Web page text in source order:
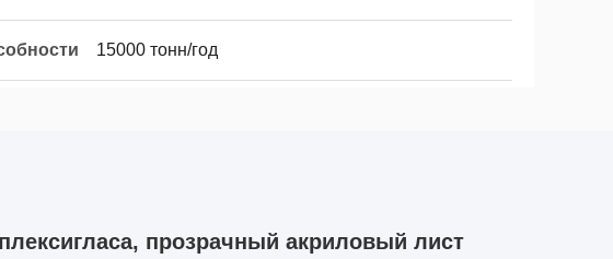
15000 тонн/год
прозрачный акриловый лист